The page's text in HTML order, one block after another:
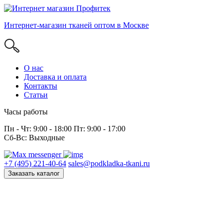
Интернет-магазин тканей оптом в Москве
О нас
Доставка и оплата
Контакты
Статьи
Часы работы
Пн - Чт: 9:00 - 18:00 Пт: 9:00 - 17:00
Сб-Вс: Выходные
+7 (495) 221-40-64 sales@podkladka-tkani.ru
Заказать каталог